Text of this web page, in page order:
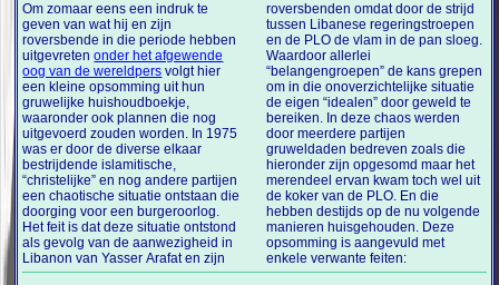
Om zomaar eens een indruk te
geven van wat hij en zijn
roversbende in die periode hebben
uitgevretenonder het afgewende
oog van de wereldpers volgt hier
een kleine opsomming uit hun
gruwelijke huishoudboekje,
waaronder ook plannen die nog
uitgevoerd zouden worden. In 1975
was er door de diverse elkaar
bestrijdende islamitische,
“christelijke” en nog andere partijen
een chaotische situatie ontstaan die
doorging voor een burgeroorlog.
Het feit is dat deze situatie ontstond
als gevolg van de aanwezigheid in
Libanon van Yasser Arafat en zijn
roversbenden omdat door de strijd
tussen Libanese regeringstroepen
en de PLO de vlam in de pan sloeg.
Waardoor allerlei
“belangengroepen” de kans grepen
om in die onoverzichtelijke situatie
de eigen “idealen” door geweld te
bereiken. In deze chaos werden
door meerdere partijen
gruweldaden bedreven zoals die
hieronder zijn opgesomd maar het
merendeel ervan kwam toch wel uit
de koker van de PLO. En die
hebben destijds op de nu volgende
manieren huisgehouden. Deze
opsomming is aangevuld met
enkele verwante feiten: